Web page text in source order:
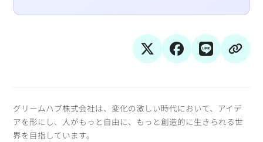
グリームハブ株式会社は、変化の激しい時代において、アイデ
アを形にし、人がもっと自由に、もっと創造的に生きられる世
界を目指しています。